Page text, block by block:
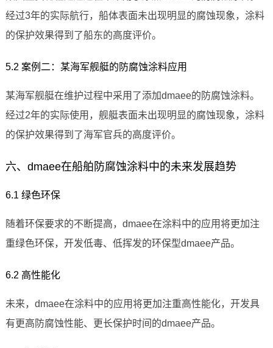
经过3年的实际航行，船体表面未出现明显的腐蚀现象，涂料
的保护效果得到了船东的高度评价。
5.2 案例二：某海军舰艇的防腐蚀涂料应用
某海军舰艇在维护过程中采用了添加dmaee的防腐蚀涂料。
经过2年的实际使用，舰艇表面未出现明显的腐蚀现象，涂料
的保护效果得到了海军官兵的高度评价。
六、dmaee在船舶防腐蚀涂料中的未来发展趋势
6.1 绿色环保
随着环保要求的不断提高，dmaee在涂料中的应用将更加注
重绿色环保，开发低毒、低挥发的环保型dmaee产品。
6.2 高性能化
未来，dmaee在涂料中的应用将更加注重高性能化，开发具
有更高防腐蚀性能、更长保护时间的dmaee产品。